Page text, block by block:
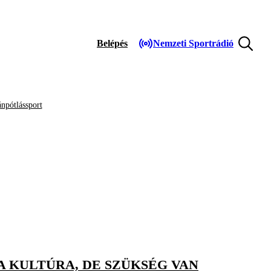
Belépés Nemzeti Sportrádió
KULTÚRA, DE SZÜKSÉG VAN